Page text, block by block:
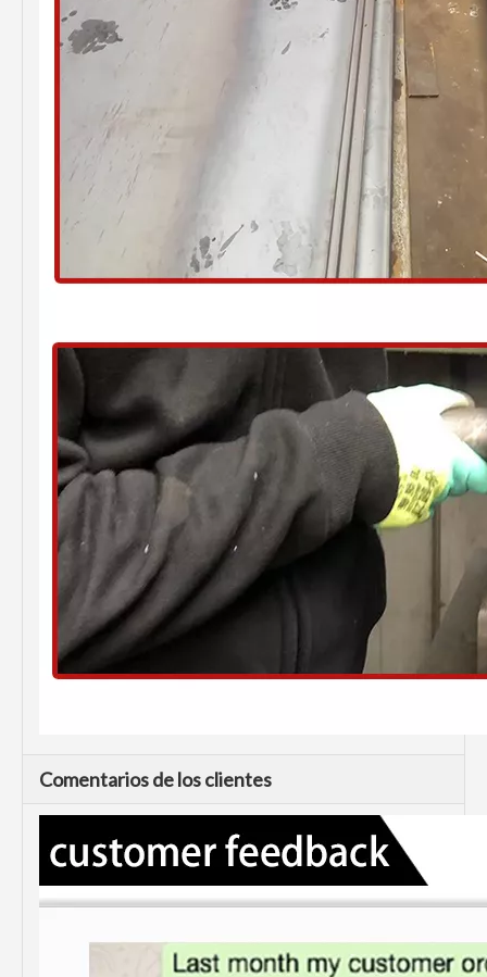
Comentarios de los clientes